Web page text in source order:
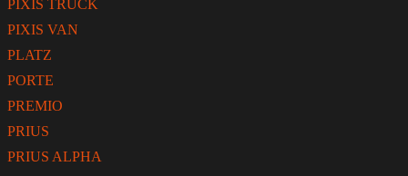
PIXIS TRUCK
PIXIS VAN
PLATZ
PORTE
PREMIO
PRIUS
PRIUS ALPHA